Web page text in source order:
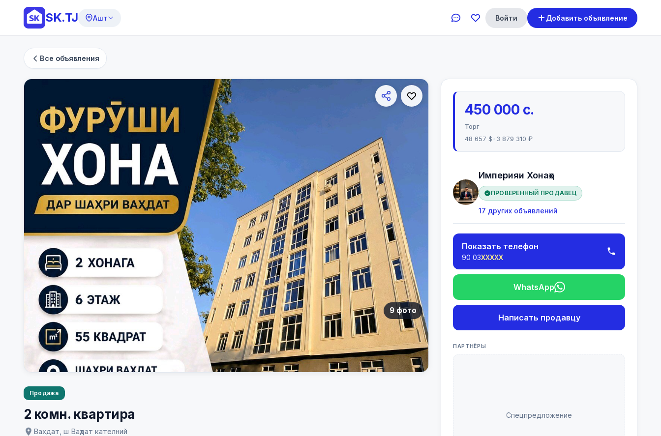
SK.TJ Ашт Войти Добавить объявление
Все объявления
9 фото
Продажа
2 комн. квартира
Вахдат, ш Ваҳдат кателний
450 000 с.
Торг
48 657 $
3 879 310 ₽
Империяи Хонаҳо
ПРОВЕРЕННЫЙ ПРОДАВЕЦ
17 других объявлений
Показать телефон
90 03XXXXX
WhatsApp
Написать продавцу
ПАРТНЁРЫ
Спецпредложение